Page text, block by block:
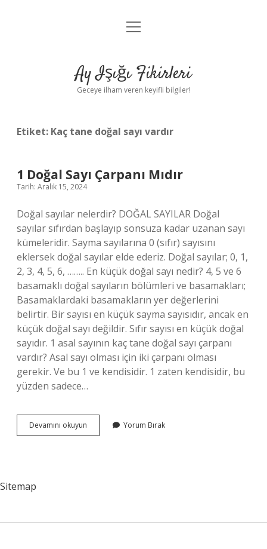
Anasayfa
Yasal Uyarı
menüyü
Ay Işığı Fikirleri
Geceye ilham veren keyifli bilgiler!
Etiket: Kaç tane doğal sayı vardır
1 Doğal Sayı Çarpanı Mıdır
Tarih: Aralık 15, 2024
Doğal sayılar nelerdir? DOĞAL SAYILAR Doğal
sayılar sıfırdan başlayıp sonsuza kadar uzanan sayı
kümeleridir. Sayma sayılarına 0 (sıfır) sayısını
eklersek doğal sayılar elde ederiz. Doğal sayılar; 0, 1,
2, 3, 4, 5, 6, …….. En küçük doğal sayı nedir? 4, 5 ve 6
basamaklı doğal sayıların bölümleri ve basamakları;
Basamaklardaki basamakların yer değerlerini
belirtir. Bir sayısı en küçük sayma sayısıdır, ancak en
küçük doğal sayı değildir. Sıfır sayısı en küçük doğal
sayıdır. 1 asal sayının kaç tane doğal sayı çarpanı
vardır? Asal sayı olması için iki çarpanı olması
gerekir. Ve bu 1 ve kendisidir. 1 zaten kendisidir, bu
yüzden sadece…
Devamını okuyun
Doğal
Yorum Bırak
Sitemap